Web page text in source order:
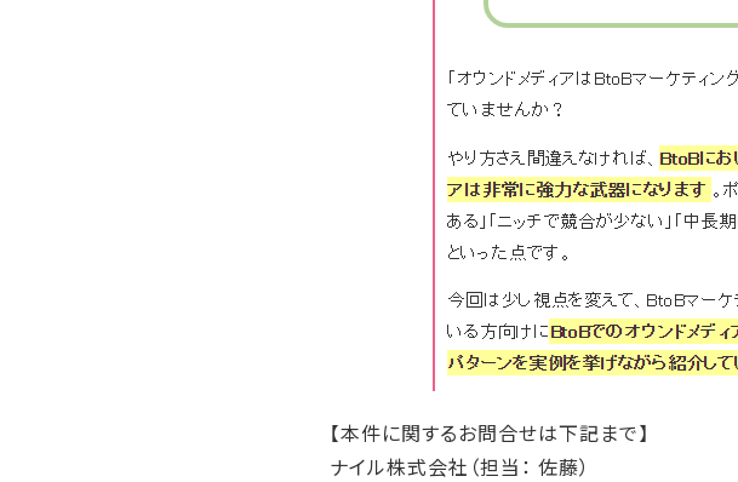
【本件に関するお問合せは下記まで】
ナイル株式会社（担当： 佐藤）